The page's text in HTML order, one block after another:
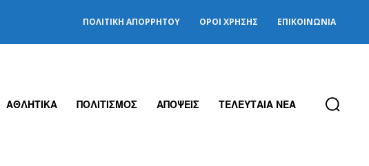
ΠΟΛΙΤΙΚΉ ΑΠΟΡΡΉΤΟΥ ΌΡΟΙ ΧΡΉΣΗΣ ΕΠΙΚΟΙΝΩΝΊΑ
ΑΘΛΗΤΙΚΑ ΠΟΛΙΤΙΣΜΟΣ ΑΠΟΨΕΙΣ ΤΕΛΕΥΤΑΙΑ ΝΕΑ